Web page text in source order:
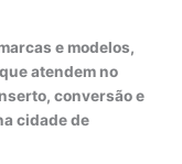
e modelos,
atendem no
conversão e
cidade de